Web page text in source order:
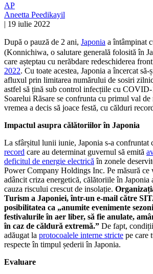
AP
Aneetta Peedikayil
| 19 iulie 2022
După o pauză de 2 ani, Japonia a întâmpinat
(Konnichiwa, o salutare generală folosită în
care așteptau cu nerăbdare redeschiderea
2022. Cu toate acestea, Japonia a încercat
afluxul prin limitarea numărului de sosiri
astfel să țină sub control infecțiile cu COVID-
Soarelui Răsare se confrunta cu primul val
vremea a decis să joace festă, cu călduri
Impactul asupra călătoriilor în Japonia
La sfârșitul lunii iunie, Japonia s-a confruntat
record care au determinat guvernul să emită
deficitul de energie electrică în zonele
Power Company Holdings Inc. Pe măsură ce
adâncit criza energetică, călătoriile în Japonia
cauza riscului crescut de insolație.
Turism a Japoniei, într-un e-mail către
posibilitatea ca „anumite evenimente
festivalurile în aer liber, să fie anulate,
în caz de căldură extremă.” De fapt,
adăugat la protocoalele interne stricte pe care
respecte în timpul șederii în Japonia.
Evaluare